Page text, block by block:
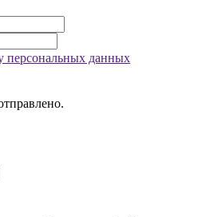
персональных данных